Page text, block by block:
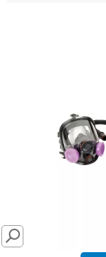
SEARCH